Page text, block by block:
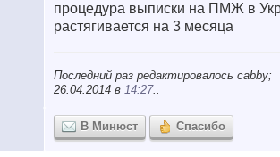
процедура выписки на ПМЖ в
растягивается на 3 месяца
Последний раз редактировалось cabby;
26.04.2014 в 14:27..
В Минюст Спасибо